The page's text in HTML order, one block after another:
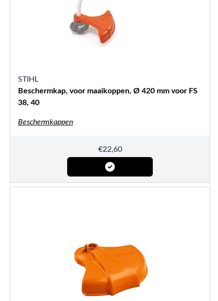
STIHL
Beschermkap, voor maaikoppen, Ø 420 mm voor FS
38, 40
Beschermkappen
€22,60